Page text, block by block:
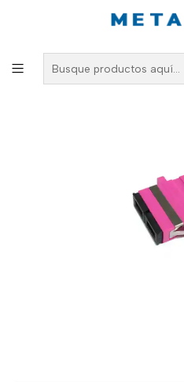
Fibra Óptica
Guia Duplex MM SC/